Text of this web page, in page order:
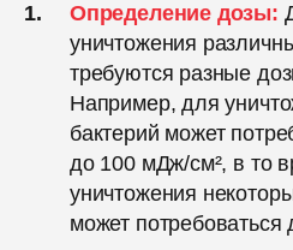
Определение дозы:
уничтожения
требуются разные
Например, для
бактерий может
до 100 мДж/см², в то
уничтожения
может